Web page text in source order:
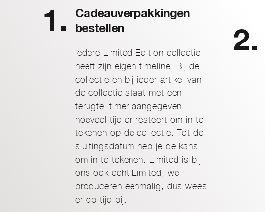
Cadeauverpakkingen
bestellen
Iedere Limited Edition collectie
heeft zijn eigen timeline. Bij de
collectie en bij ieder artikel van
de collectie staat met een
terugtel timer aangegeven
hoeveel tijd er resteert om in te
tekenen op de collectie. Tot de
sluitingsdatum heb je de kans
om in te tekenen. Limited is bij
ons ook echt Limited; we
produceren eenmalig, dus wees
er op tijd bij.